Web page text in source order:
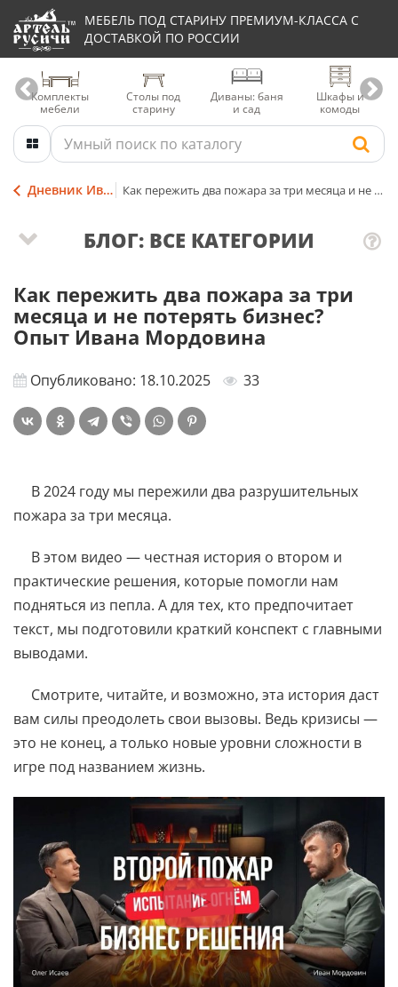
МЕБЕЛЬ ПОД СТАРИНУ ПРЕМИУМ-КЛАССА С
ДОСТАВКОЙ ПО РОССИИ
Комплекты
мебели
Столы под
старину
Диваны: баня
и сад
Шкафы и
комоды
Дневник Ивана Мордовина Как пережить два пожара за три месяца и не потерять бизнес? Опыт Ивана Мордовина
Как пережить два пожара за три
месяца и не потерять бизнес?
Опыт Ивана Мордовина
Опубликовано: 18.10.2025 33
В 2024 году мы пережили два разрушительных
пожара за три месяца.
В этом видео — честная история о втором и
практические решения, которые помогли нам
подняться из пепла. А для тех, кто предпочитает
текст, мы подготовили краткий конспект с главными
выводами.
Смотрите, читайте, и возможно, эта история даст
вам силы преодолеть свои вызовы. Ведь кризисы —
это не конец, а только новые уровни сложности в
игре под названием жизнь.
БЛОГ: ВСЕ КАТЕГОРИИ